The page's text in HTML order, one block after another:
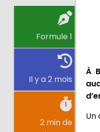
Formule 1
Il y a 2 mois
2 min de
À
Un